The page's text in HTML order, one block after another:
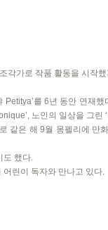
각가로 작품 활동을 시작
를 6년 동안 연재했
노인의 일상을 그린
같은 해 9월 몽펠리에 만
도 했다.
어린이 독자와 만나고 있다.